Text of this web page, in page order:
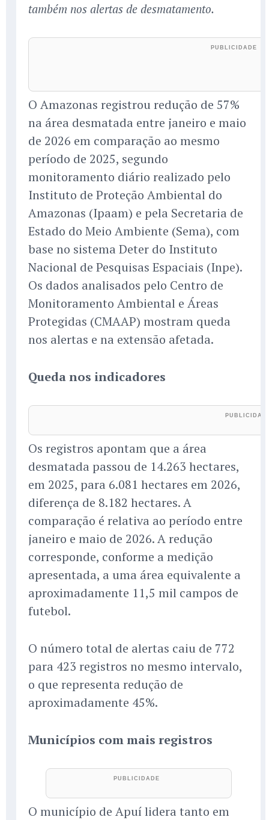
também nos alertas de desmatamento.
O Amazonas registrou redução de 57%
na área desmatada entre janeiro e maio
de 2026 em comparação ao mesmo
período de 2025, segundo
monitoramento diário realizado pelo
Instituto de Proteção Ambiental do
Amazonas (Ipaam) e pela Secretaria de
Estado do Meio Ambiente (Sema), com
base no sistema Deter do Instituto
Nacional de Pesquisas Espaciais (Inpe).
Os dados analisados pelo Centro de
Monitoramento Ambiental e Áreas
Protegidas (CMAAP) mostram queda
nos alertas e na extensão afetada.
Queda nos indicadores
Os registros apontam que a área
desmatada passou de 14.263 hectares,
em 2025, para 6.081 hectares em 2026,
diferença de 8.182 hectares. A
comparação é relativa ao período entre
janeiro e maio de 2026. A redução
corresponde, conforme a medição
apresentada, a uma área equivalente a
aproximadamente 11,5 mil campos de
futebol.
O número total de alertas caiu de 772
para 423 registros no mesmo intervalo,
o que representa redução de
aproximadamente 45%.
Municípios com mais registros
O município de Apuí lidera tanto em